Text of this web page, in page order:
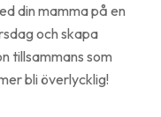
din mamma på en
och skapa
tillsammans som
bli överlycklig!